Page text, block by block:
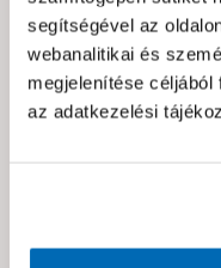
segítségével az
webanalitikai és
megjelenítése céljából
az adatkezelési
Hibát találtál az